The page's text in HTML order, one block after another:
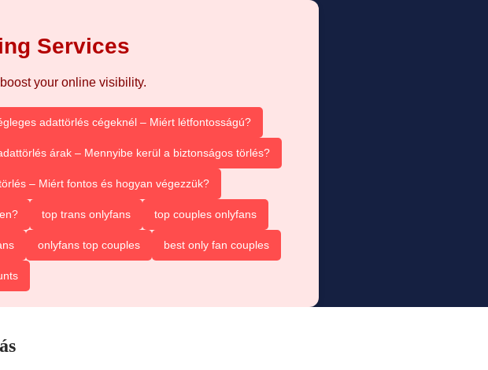
Services
your online visibility.
adattörlés cégeknél – Miért létfontosságú?
árak – Mennyibe kerül a biztonságos törlés?
– Miért fontos és hogyan végezzük?
top trans onlyfans top couples onlyfans
onlyfans top couples best only fan couples